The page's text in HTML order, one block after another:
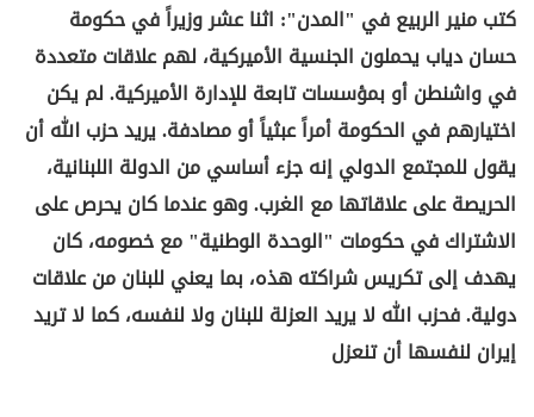
كتب منير الربيع في "المدن": اثنا عشر وزيراً في حكومة
حسان دياب يحملون الجنسية الأميركية، لهم علاقات متعددة
في واشنطن أو بمؤسسات تابعة للإدارة الأميركية. لم يكن
اختيارهم في الحكومة أمراً عبثياً أو مصادفة. يريد حزب الله أن
يقول للمجتمع الدولي إنه جزء أساسي من الدولة اللبنانية،
الحريصة على علاقاتها مع الغرب. وهو عندما كان يحرص على
الاشتراك في حكومات "الوحدة الوطنية" مع خصومه، كان
يهدف إلى تكريس شراكته هذه، بما يعني للبنان من علاقات
دولية. فحزب الله لا يريد العزلة للبنان ولا لنفسه، كما لا تريد
إيران لنفسها أن تنعزل